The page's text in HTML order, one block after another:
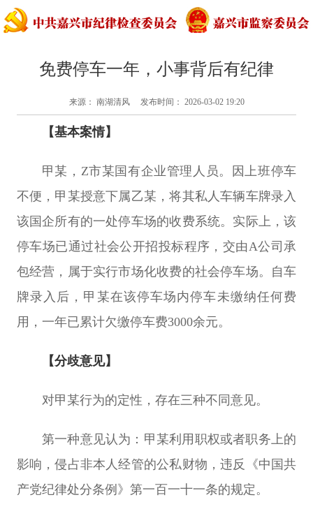
免费停车一年，小事背后有纪律
来源： 南湖清风 发布时间： 2026-03-02 19:20
【基本案情】
甲某，Z市某国有企业管理人员。因上班停车
不便，甲某授意下属乙某，将其私人车辆车牌录入
该国企所有的一处停车场的收费系统。实际上，该
停车场已通过社会公开招投标程序，交由A公司承
包经营，属于实行市场化收费的社会停车场。自车
牌录入后，甲某在该停车场内停车未缴纳任何费
用，一年已累计欠缴停车费3000余元。
【分歧意见】
对甲某行为的定性，存在三种不同意见。
第一种意见认为： 甲某利用职权或者职务上的
影响，侵占非本人经管的公私财物，违反《中国共
产党纪律处分条例》第一百一十一条的规定。